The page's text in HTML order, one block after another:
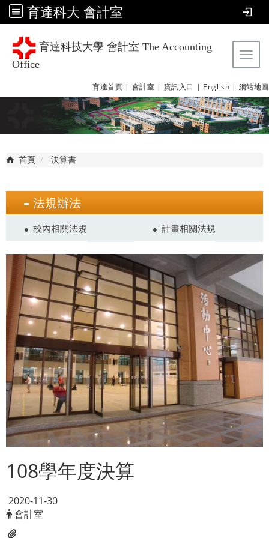
育達科大 會計室
育達科技大學 會計室 The Accounting
Office
育達首頁 | 會計室 | 資訊入口 | English | 網站地圖
首頁 決算書
法規辦法
校內相關法規 計畫相關法規
108學年度決算
2020-11-30
會計室